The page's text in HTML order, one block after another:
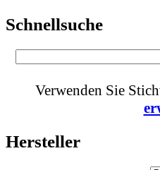
Schnellsuche
Verwenden Sie
Hersteller